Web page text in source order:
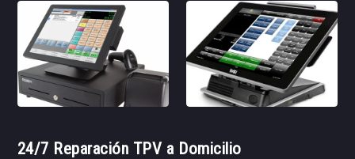
24/7 Reparación TPV a Domicilio